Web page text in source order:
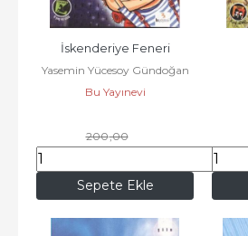
Sepete Ekle
İskenderiye Feneri
Yasemin Yücesoy Gündoğan
Bu Yayınevi
200,00
170,00